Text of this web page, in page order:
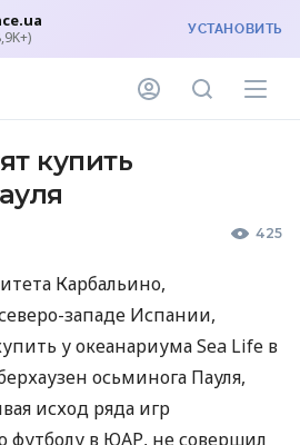
УСТАНОВИТЬ
купить
425
Карбальино,
западе Испании,
у океанариума Sea Life в
осьминога Пауля,
исход ряда игр
футболу в ЮАР, не совершил